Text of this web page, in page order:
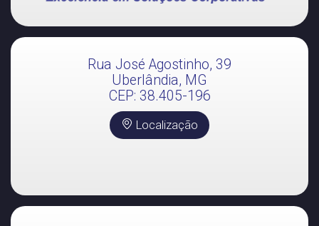
Rua José Agostinho, 39
Uberlândia, MG
CEP: 38.405-196
Localização